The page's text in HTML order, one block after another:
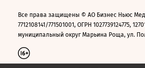
Все права защищены © АО Бизнес Ньюс
7712108141/771501001, ОГРН 1027739124775,
муниципальный округ Марьина Роща, ул.